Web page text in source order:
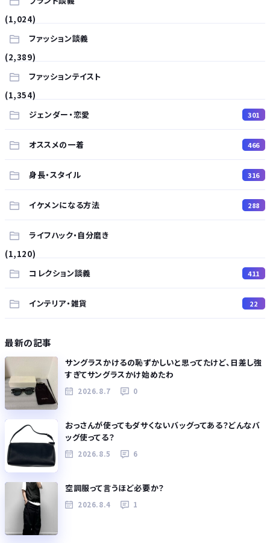
(1,024)
ファッション談義
(2,389)
ファッションテイスト
(1,354)
ジェンダー・恋愛
301
オススメの一着 466
身長・スタイル 316
イケメンになる方法 288
ライフハック・自分磨き
(1,120)
コレクション談義
411
インテリア・雑貨 22
最新の記事
サングラスかけるの恥ずかしいと思ってたけど、日差し強
すぎてサングラスかけ始めたわ
2026.8.7 0
おっさんが使ってもダサくないバッグってある？どんなバ
ッグ使ってる？
2026.8.5 6
空調服って言うほど必要か？
2026.8.4 1